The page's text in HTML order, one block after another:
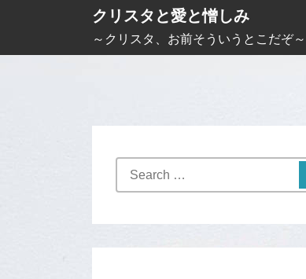
i
クリスタと愛と憎しみ
～クリスタ、お前そういうとこだぞ～